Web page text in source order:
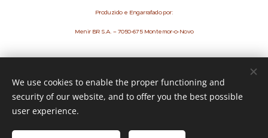
Produzido e Engarrafado por:
Menir BR S.A. – 7050-675 Montemor-o-Novo
Imagens fornecidas porPexels
We use cookies to enable the proper functioning and
security of our website, and to offer you the best possible
user experience.